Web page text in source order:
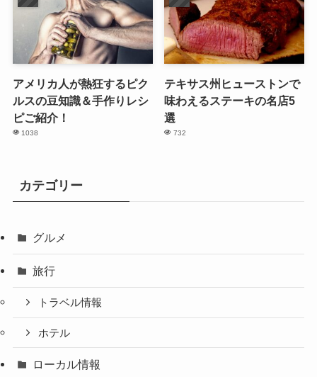
アメリカ人が熱狂するピク
ルスの豆知識＆手作りレシ
ピご紹介！
1038
テキサス州ヒューストンで
味わえるステーキの名店5
選
732
カテゴリー
グルメ
旅行
トラベル情報
ホテル
ローカル情報